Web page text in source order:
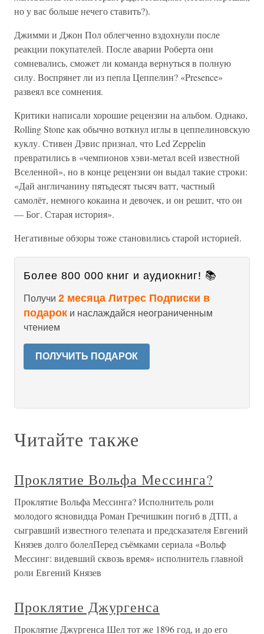
но у вас больше нечего ставить?).
Джимми и Джон Пол облегченно вздохнули после
реакции покупателей. После аварии Роберта они
сомневались, сможет ли команда вернуться в полную
силу. Воспрянет ли из пепла Цеппелин? «Presence»
развеял все сомнения.
Критики написали хорошие рецензии на альбом. Однако,
Rolling Stone как обычно воткнул иглы в цеппелиновскую
куклу. Стивен Дэвис признал, что Led Zeppelin
превратились в «чемпионов хэви-метал всей известной
Вселенной», но в конце рецензии он выдал такие строки:
«Дай англичанину пятьдесят тысяч ватт, частный
самолёт, немного кокаина и девочек, и он решит, что он
— Бог. Старая история».
Негативные обзоры тоже становились старой историей.
Более 800 000 книг и аудиокниг! 📚
Получи 2 месяца Литрес Подписки в
подарок и наслаждайся неограниченным
чтением
ПОЛУЧИТЬ ПОДАРОК
Читайте также
Проклятие Вольфа Мессинга?
Проклятие Вольфа Мессинга? Исполнитель роли
молодого ясновидца Роман Гречишкин погиб в ДТП, а
сыгравший известного телепата и предсказателя Евгений
Князев долго болелПеред съёмками сериала «Вольф
Мессинг: видевший сквозь время» исполнитель главной
роли Евгений Князев
Проклятие Джургенса
Проклятие Джургенса Шел тот же 1896 год, и до его